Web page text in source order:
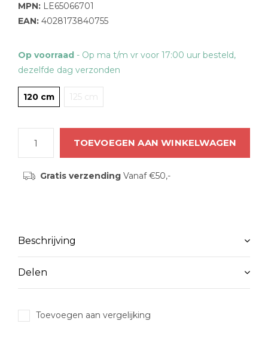
MPN: LE65066701
EAN: 4028173840755
Op voorraad - Op ma t/m vr voor 17:00 uur besteld,
dezelfde dag verzonden
120 cm 125 cm
TOEVOEGEN AAN WINKELWAGEN
Gratis verzendingVanaf €50,-
Beschrijving
Delen
Toevoegen aan vergelijking